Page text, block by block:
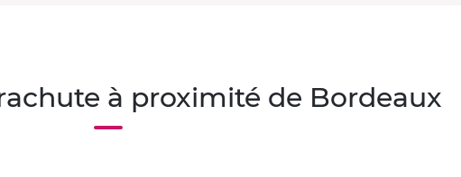
à proximité de Bordeaux